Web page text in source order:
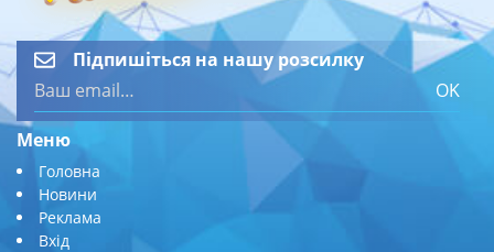
Підпишіться на нашу розсилку
OK
Меню
Головна
Новини
Реклама
Вхід